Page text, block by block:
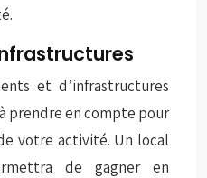
et d’infrastructures
prendre en compte pour
votre activité. Un local
de gagner en